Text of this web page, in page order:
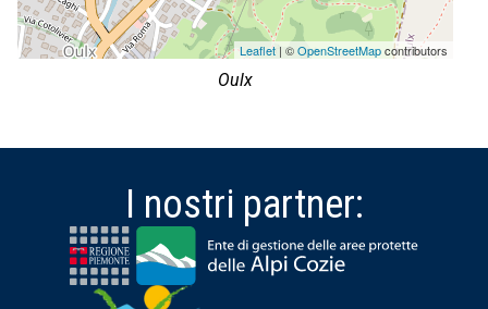
Leaflet | ©OpenStreetMapcontributors
Oulx
I nostri partner: